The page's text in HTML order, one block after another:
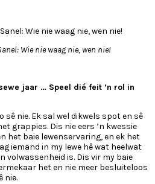
Wie nie waag nie, wen nie!
jaar … Speel dié feit ’n rol in
sê nie. Ek sal wel dikwels spot en sê
grappies. Dis nie eers ’n kwessie
het baie lewenservaring, en ek het
iemand in my lewe hê wat heelwat
volwassenheid is. Dis vir my baie
het en nie meer besluiteloos
nie.